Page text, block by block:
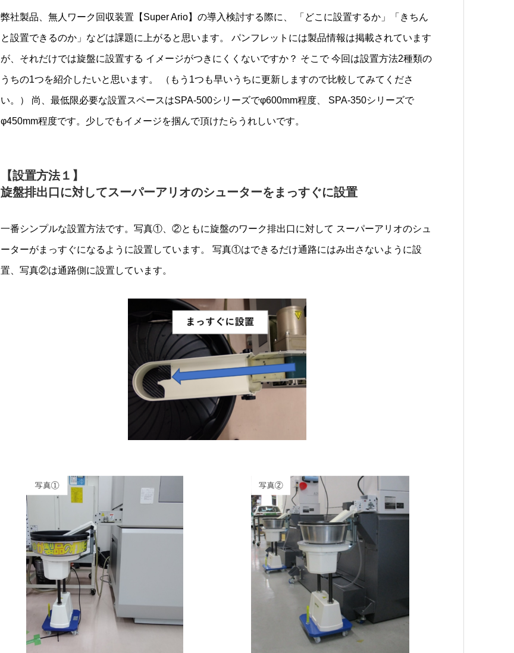
弊社製品、無人ワーク回収装置【Super Ario】の導入検討する際に、 「どこに設置するか」「きちん
と設置できるのか」などは課題に上がると思います。 パンフレットには製品情報は掲載されています
が、それだけでは旋盤に設置する イメージがつきにくくないですか？ そこで 今回は設置方法2種類の
うちの1つを紹介したいと思います。 （もう1つも早いうちに更新しますので比較してみてくださ
い。） 尚、最低限必要な設置スペースはSPA-500シリーズでφ600mm程度、 SPA-350シリーズで
φ450mm程度です。少しでもイメージを掴んで頂けたらうれしいです。
【設置方法１】
旋盤排出口に対してスーパーアリオのシューターをまっすぐに設置
一番シンプルな設置方法です。写真①、②ともに旋盤のワーク排出口に対して スーパーアリオのシュ
ーターがまっすぐになるように設置しています。 写真①はできるだけ通路にはみ出さないように設
置、写真②は通路側に設置しています。